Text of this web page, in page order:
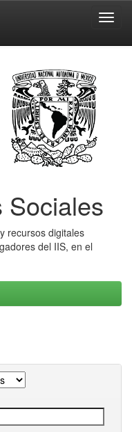
Sociales
recursos digitales
del IIS, en el